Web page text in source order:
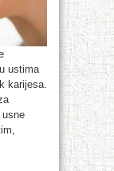
ustima
karijesa.